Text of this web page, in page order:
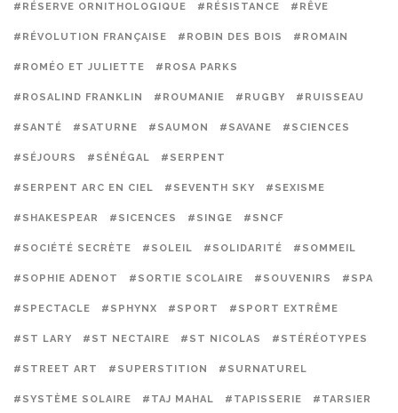
#RÉSERVE ORNITHOLOGIQUE #RÉSISTANCE #RÊVE
#RÉVOLUTION FRANÇAISE #ROBIN DES BOIS #ROMAIN
#ROMÉO ET JULIETTE #ROSA PARKS
#ROSALIND FRANKLIN #ROUMANIE #RUGBY #RUISSEAU
#SANTÉ #SATURNE #SAUMON #SAVANE #SCIENCES
#SÉJOURS #SÉNÉGAL #SERPENT
#SERPENT ARC EN CIEL #SEVENTH SKY #SEXISME
#SHAKESPEAR #SICENCES #SINGE #SNCF
#SOCIÉTÉ SECRÈTE #SOLEIL #SOLIDARITÉ #SOMMEIL
#SOPHIE ADENOT #SORTIE SCOLAIRE #SOUVENIRS #SPA
#SPECTACLE #SPHYNX #SPORT #SPORT EXTRÊME
#ST LARY #ST NECTAIRE #ST NICOLAS #STÉRÉOTYPES
#STREET ART #SUPERSTITION #SURNATUREL
#SYSTÈME SOLAIRE #TAJ MAHAL #TAPISSERIE #TARSIER